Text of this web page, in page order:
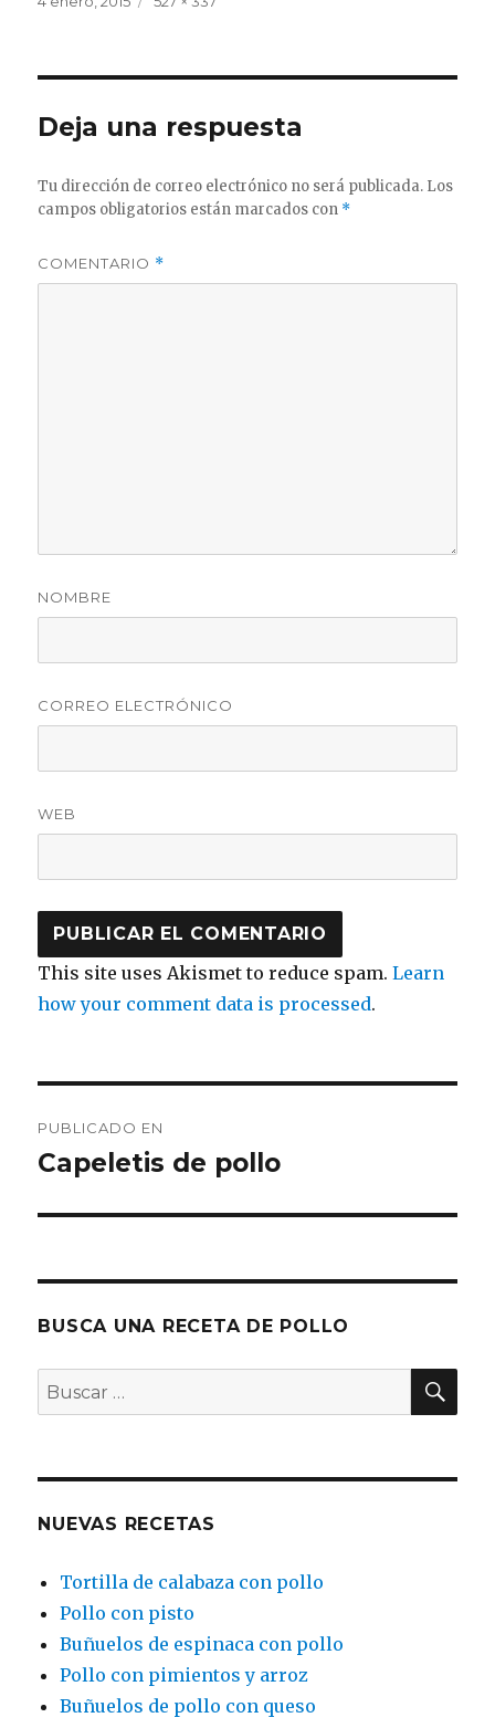
Deja una respuesta
Tu dirección de correo electrónico no será publicada. Los
campos obligatorios están marcados con *
COMENTARIO *
NOMBRE
CORREO ELECTRÓNICO
WEB
This site uses Akismet to reduce spam.Learn
how your comment data is processed.
de
PUBLICADO EN
Capeletis de pollo
BUSCA UNA RECETA DE POLLO
Buscar
por:
NUEVAS RECETAS
Tortilla de calabaza con pollo
Pollo con pisto
Buñuelos de espinaca con pollo
Pollo con pimientos y arroz
Buñuelos de pollo con queso